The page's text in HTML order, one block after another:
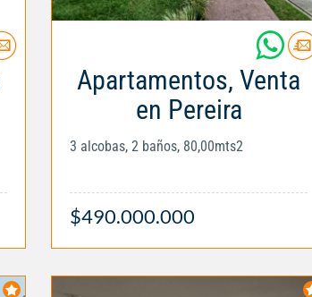
Apartamentos, Venta
en Pereira
3 alcobas, 2 baños, 80,00mts2
$490.000.000